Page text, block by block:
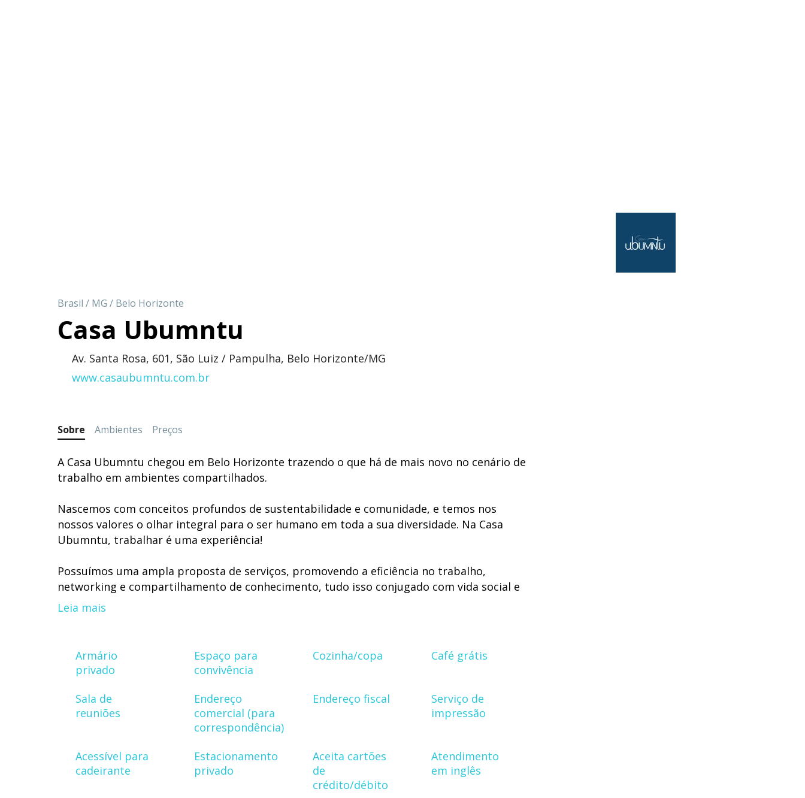
Brasil / MG / Belo Horizonte
Casa Ubumntu
Av. Santa Rosa, 601, São Luiz / Pampulha, Belo Horizonte/MG
www.casaubumntu.com.br
Sobre Ambientes Preços
A Casa Ubumntu chegou em Belo Horizonte trazendo o que há de mais novo no cenário de
trabalho em ambientes compartilhados.
Nascemos com conceitos profundos de sustentabilidade e comunidade, e temos nos
nossos valores o olhar integral para o ser humano em toda a sua diversidade. Na Casa
Ubumntu, trabalhar é uma experiência!
Possuímos uma ampla proposta de serviços, promovendo a eficiência no trabalho,
networking e compartilhamento de conhecimento, tudo isso conjugado com vida social e
eventos.
de apoio, recepção, jardins, eventos, entre outros.
E o melhor, estamos localizados na melhor região da Pampulha, a poucos minutos da
Igrejinha, Casa do Baile, Mineirão e principais cartões postais de Belo Horizonte. Nossa
Avenida liga a Lagoa ao Aeroporto da Pampulha e temos fácil acesso pela Av. Antônio
Carlos, onde passam os principais meios de transporte da cidade como o MOVE-BRT.
Agende um horário, venha conhecer nosso espaço e tomar um cafézinho coado de um
jeitinho bem mineirinho!
Leia mais
Armário
privado
Espaço para
convivência
Cozinha/copa Café grátis
Sala de
reuniões
Endereço
comercial (para
correspondência)
Endereço fiscal
Serviço de
impressão
Acessível para
cadeirante
Estacionamento
privado
Aceita cartões
de
crédito/débito
Atendimento
em inglês